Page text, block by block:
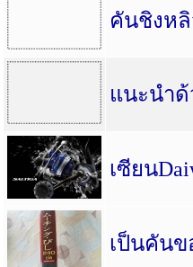
คันชิงหลิ
แนะนำด้
เซียน
เป็นคัน